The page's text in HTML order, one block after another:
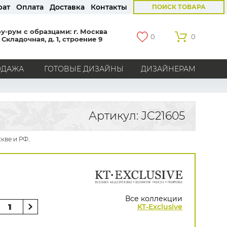
Оплата Доставка Контакты ПОИСК ТОВАРА
рум с образцами: г. Москва
Складочная, д. 1, строение 9
0 0
ГОТОВЫЕ ДИЗАЙНЫ ДИЗАЙНЕРАМ
Америка
Англия Бельгия
Германия
Голландия
Россия Все страны
Milassa Aura
York
Bernardo Bartalucci
Zambaiti
AS Creation
Hygge Roll
Grandeco
Артикул: JC21605
и РФ.
Все коллекции
KT-Exclusive